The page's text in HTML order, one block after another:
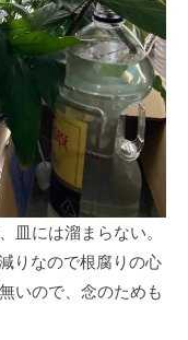
皿には溜まらない。
りなので根腐りの心
いので、念のためも